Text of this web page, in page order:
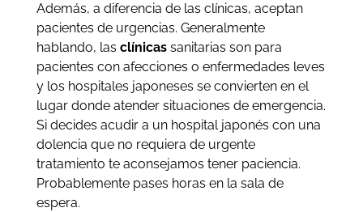
Además, a diferencia de las clínicas, aceptan
pacientes de urgencias. Generalmente
hablando, las clínicassanitarias son para
pacientes con afecciones o enfermedades leves
y los hospitales japoneses se convierten en el
lugar donde atender situaciones de emergencia.
Si decides acudir a un hospital japonés con una
dolencia que no requiera de urgente
tratamiento te aconsejamos tener paciencia.
Probablemente pases horas en la sala de
espera.